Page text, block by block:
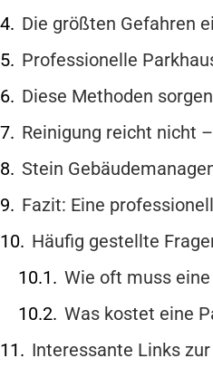
Die größten Gefahren
Professionelle
Diese Methoden
Reinigung reicht nicht
Stein
Fazit: Eine
Häufig gestellte
Wie oft muss
Was kostet eine
Interessante Links